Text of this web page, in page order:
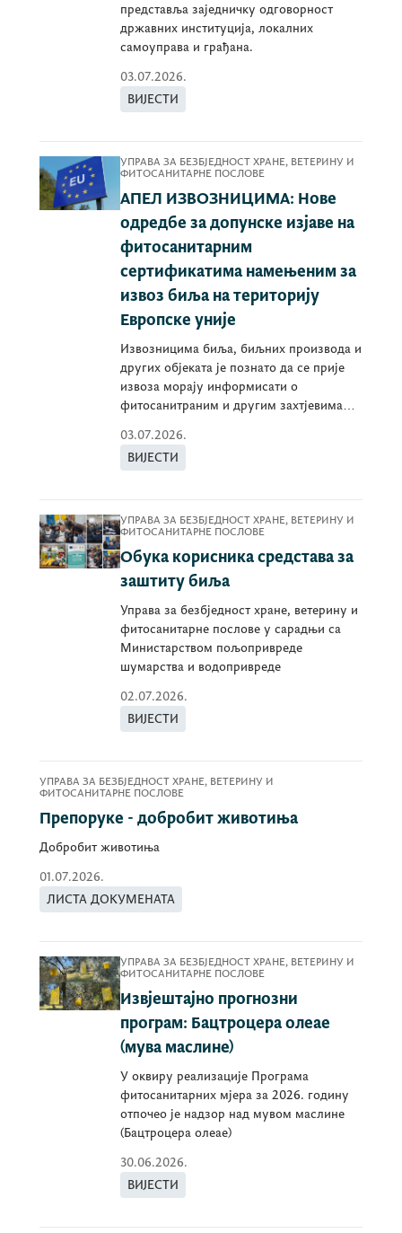
представља заједничку одговорност
државних институција, локалних
самоуправа и грађана.
03.07.2026.
ВИЈЕСТИ
УПРАВА ЗА БЕЗБЈЕДНОСТ ХРАНЕ, ВЕТЕРИНУ И
ФИТОСАНИТАРНЕ ПОСЛОВЕ
АПЕЛ ИЗВОЗНИЦИМА: Нове
одредбе за допунске изјаве на
фитосанитарним
сертификатима намењеним за
извоз биља на територију
Европске уније
Извозницима биља, биљних производа и
других објеката је познато да се прије
извоза морају информисати о
фитосанитраним и другим захтјевима
03.07.2026.
ВИЈЕСТИ
УПРАВА ЗА БЕЗБЈЕДНОСТ ХРАНЕ, ВЕТЕРИНУ И
ФИТОСАНИТАРНЕ ПОСЛОВЕ
Обука корисника средстава за
заштиту биља
Управа за безбједност хране, ветерину и
фитосанитарне послове у сарадњи са
Министарством пољопривреде
шумарства и водопривреде
02.07.2026.
ВИЈЕСТИ
УПРАВА ЗА БЕЗБЈЕДНОСТ ХРАНЕ, ВЕТЕРИНУ И
ФИТОСАНИТАРНЕ ПОСЛОВЕ
Препоруке - добробит животиња
Добробит животиња
01.07.2026.
ЛИСТА ДОКУМЕНАТА
УПРАВА ЗА БЕЗБЈЕДНОСТ ХРАНЕ, ВЕТЕРИНУ И
ФИТОСАНИТАРНЕ ПОСЛОВЕ
Извјештајно прогнозни
програм: Бацтроцера олеае
(мува маслине)
У оквиру реализације Програма
фитосанитарних мјера за 2026. годину
отпочео је надзор над мувом маслине
(Бацтроцера олеае)
30.06.2026.
ВИЈЕСТИ